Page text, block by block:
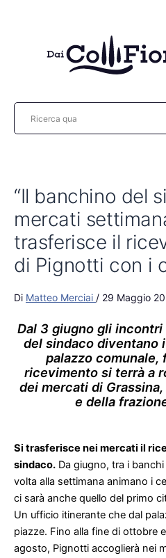
“Il banchino del
mercati
trasferisce il
di Pignotti con i
Di Matteo Merciai / 29 Maggio
Dal 3 giugno gli
del sindaco diventano
palazzo comunale,
ricevimento si terrà a
dei mercati di
e della
Si trasferisce nei mercati il
sindaco. Da giugno, tra i
volta alla settimana animano i
ci sarà anche quello del primo
Un ufficio itinerante che dal
piazze. Fino alla fine di ottobre
agosto, Pignotti accoglierà nei